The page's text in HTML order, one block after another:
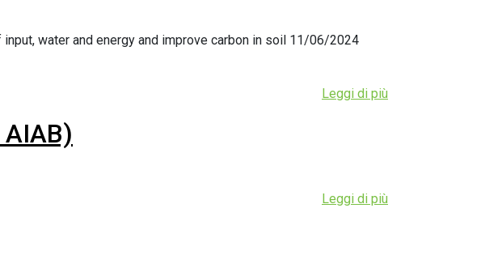
water and energy and improve carbon in soil 11/06/2024
Leggi di più
Leggi di più